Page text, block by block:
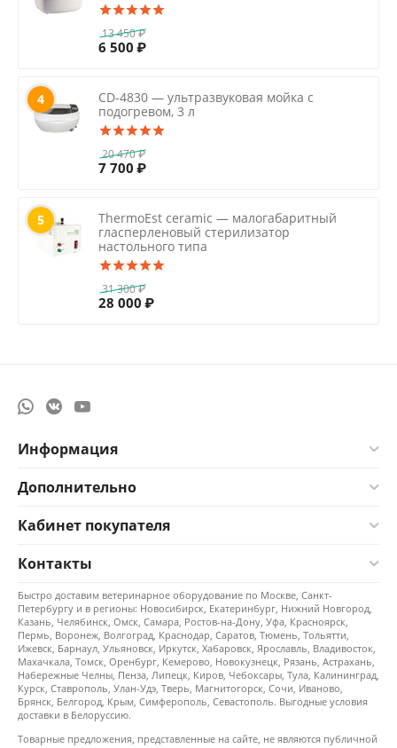
13 450₽
6 500 ₽
4
CD-4830 — ультразвуковая мойка с
подогревом, 3 л
20 470₽
7 700 ₽
5
ThermoEst ceramic — малогабаритный
гласперленовый стерилизатор
настольного типа
31 300₽
28 000 ₽
Информация
Дополнительно
Кабинет покупателя
Контакты
Быстро доставим ветеринарное оборудование по Москве, Санкт-
Петербургу и в регионы: Новосибирск, Екатеринбург, Нижний Новгород,
Казань, Челябинск, Омск, Самара, Ростов-на-Дону, Уфа, Красноярск,
Пермь, Воронеж, Волгоград, Краснодар, Саратов, Тюмень, Тольятти,
Ижевск, Барнаул, Ульяновск, Иркутск, Хабаровск, Ярославль, Владивосток,
Махачкала, Томск, Оренбург, Кемерово, Новокузнецк, Рязань, Астрахань,
Набережные Челны, Пенза, Липецк, Киров, Чебоксары, Тула, Калининград,
Курск, Ставрополь, Улан-Удэ, Тверь, Магнитогорск, Сочи, Иваново,
Брянск, Белгород, Крым, Симферополь, Севастополь. Выгодные условия
доставки в Белоруссию.
Товарные предложения, представленные на сайте, не являются публичной